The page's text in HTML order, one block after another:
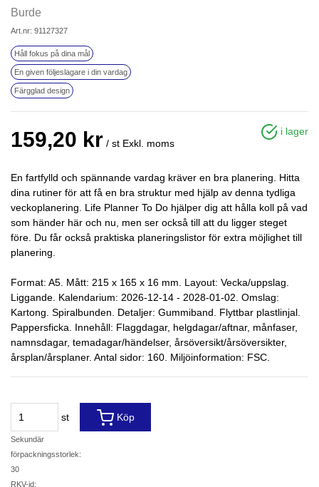
Burde
Art.nr: 91127327
Håll fokus på dina mål
En given följeslagare i din vardag
Färgglad design
159,20 kr / st Exkl. moms
i lager
En fartfylld och spännande vardag kräver en bra planering. Hitta
dina rutiner för att få en bra struktur med hjälp av denna tydliga
veckoplanering. Life Planner To Do hjälper dig att hålla koll på vad
som händer här och nu, men ser också till att du ligger steget
före. Du får också praktiska planeringslistor för extra möjlighet till
planering.
Format: A5. Mått: 215 x 165 x 16 mm. Layout: Vecka/uppslag.
Liggande. Kalendarium: 2026-12-14 - 2028-01-02. Omslag:
Kartong. Spiralbunden. Detaljer: Gummiband. Flyttbar plastlinjal.
Pappersficka. Innehåll: Flaggdagar, helgdagar/aftnar, månfaser,
namnsdagar, temadagar/händelser, årsöversikt/årsöversikter,
årsplan/årsplaner. Antal sidor: 160. Miljöinformation: FSC.
st
Sekundär
förpackningsstorlek:
30
RKV-id:
Köp